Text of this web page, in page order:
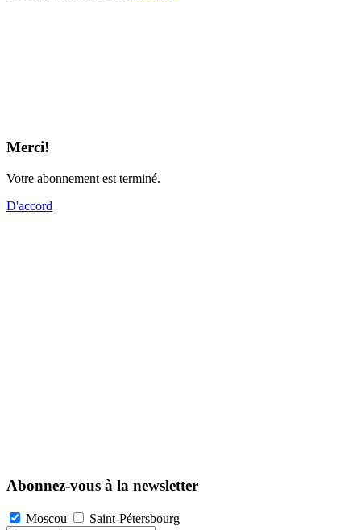
Merci!
Votre abonnement est terminé.
D'accord
Abonnez-vous à la newsletter
Moscou Saint-Pétersbourg